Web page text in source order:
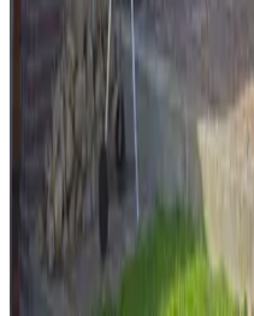
Contact met B and
Vakantiewoning
B and the B - Vakantiewoning
Wilhelminastraat 17
6285AS Epen
Nederland
Toon op kaart
Je reserveringsaanvraag is
door zowel jou als de eigenaar
aanvullende vragen in het
Stuur een reserveringsaanvraag